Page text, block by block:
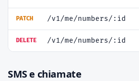
PATCH /v1/me/numbers/:id
DELETE /v1/me/numbers/:id
SMS e chiamate